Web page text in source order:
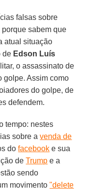
falsas sobre
sabem que
atual situação
de Edson Luís
o assassinato de
golpe. Assim como
do golpe, de
defendem.
tempo: nestes
sobre avenda de
dofacebook e sua
deTrump e a
sendo
movimento"delete